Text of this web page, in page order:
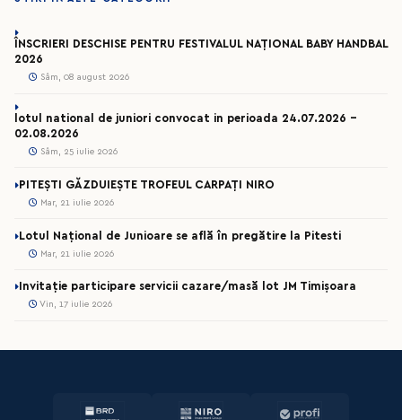
ÎNSCRIERI DESCHISE PENTRU FESTIVALUL NAȚIONAL BABY HANDBAL
2026
Sâm, 08 august 2026
lotul national de juniori convocat in perioada 24.07.2026 –
02.08.2026
Sâm, 25 iulie 2026
PITEȘTI GĂZDUIEȘTE TROFEUL CARPAȚI NIRO
Mar, 21 iulie 2026
Lotul Național de Junioare se află în pregătire la Pitesti
Mar, 21 iulie 2026
Invitație participare servicii cazare/masă lot JM Timișoara
Vin, 17 iulie 2026